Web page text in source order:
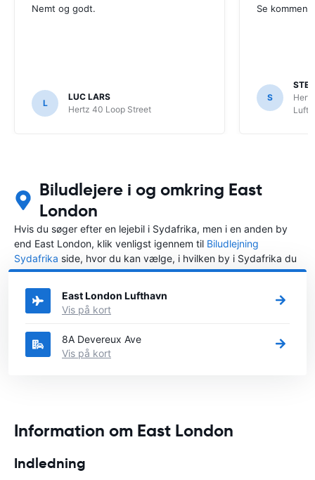
Nemt og godt.
L
LUC LARS
Hertz 40 Loop Street
Se
S
Biludlejere i og omkring East
London
Hvis du søger efter en lejebil i Sydafrika, men i en anden by
end East London, klik venligst igennem til Biludlejning
Sydafrika side, hvor du kan vælge, i hvilken by i Sydafrika du
ønsker at leje en bil.
East London Lufthavn
Vis på kort
8A Devereux Ave
Vis på kort
Information om East London
Indledning